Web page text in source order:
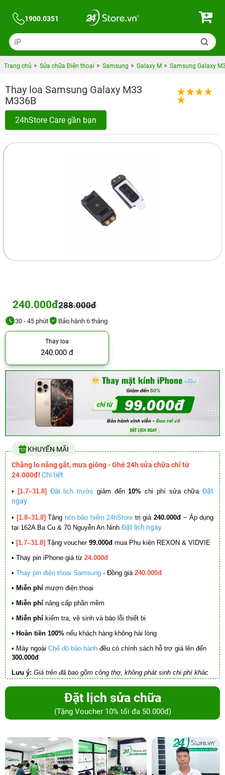
1900.0351
Trang chủ Sửa chữa Điện thoại Samsung Galaxy M Samsung Galaxy
Thay loa Samsung Galaxy M33
M336B
24hStore Care gần bạn
240.000đ288.000đ
30 - 45 phút Bảo hành 6 tháng
Thay loa
240.000 đ
KHUYẾN MÃI
Chẳng lo nắng gắt, mưa giông - Ghé 24h sửa chữa chỉ từ
24.000đ! Chi tiết
• [1.7–31.8] Đặt lịch trước giảm đến10% chi phí sửa chữa Đặt
ngay
• [1.8–31.8] Tặng nón bảo hiểm 24hStore trị giá 240.000đ – Áp dụng
tại 162A Ba Cu & 70 Nguyễn An Ninh Đặt lịch ngay
• [1.7–31.8] Tặng voucher 99.000đ mua Phụ kiện REXON & VIDVIE
• Thay pin iPhone giá từ 24.000đ
• Thay pin điện thoại Samsung - Đồng giá 240.000đ
• Miễn phí mượn điện thoại
• Miễn phí nâng cấp phần mềm
• Miễn phí kiểm tra, vệ sinh và báo lỗi thiết bị
• Hoàn tiền 100% nếu khách hàng không hài lòng
• Máy ngoài Chế độ bảo hành đều có chính sách hỗ trợ giá lên đến
300.000đ
Lưu ý: Giá trên đã bao gồm công thợ, không phát sinh chi phí khác
Đặt lịch sửa chữa
(Tặng Voucher 10% tối đa 50.000đ)